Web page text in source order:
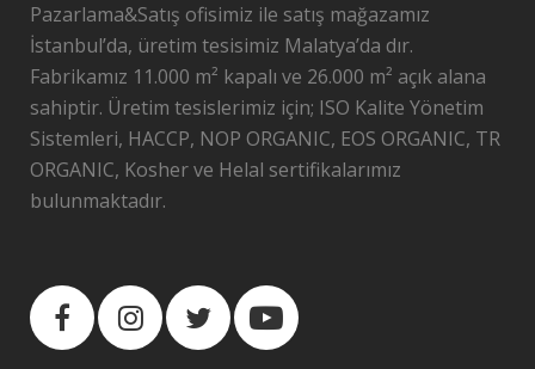
Pazarlama&Satış ofisimiz ile satış mağazamız
İstanbul’da, üretim tesisimiz Malatya’da dır.
Fabrikamız 11.000 m² kapalı ve 26.000 m² açık alana
sahiptir. Üretim tesislerimiz için; ISO Kalite Yönetim
Sistemleri, HACCP, NOP ORGANIC, EOS ORGANIC, TR
ORGANIC, Kosher ve Helal sertifikalarımız
bulunmaktadır.